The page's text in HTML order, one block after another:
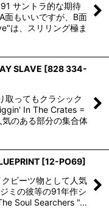
サントラ的な期待
面もいいですが、B面
は、スリリング極ま
SLAVE [828 334-
取ってもクラシック
In The Crates =
のある部分の集合体
[12-PO69]
ビーツ物として人気
ミの彼等の91年作シ
Soul Searchers "…